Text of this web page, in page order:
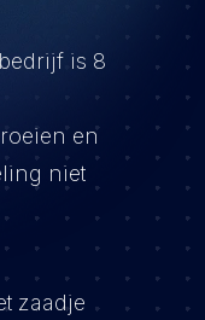
is 8
en
niet
zaadje